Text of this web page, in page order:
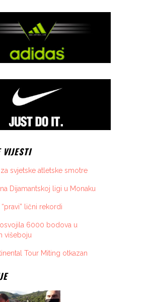
VIJESTI
svjetske atletske smotre
Dijamantskoj ligi u Monaku
lični rekordi
6000 bodova u
višeboju
Tour Miting otkazan